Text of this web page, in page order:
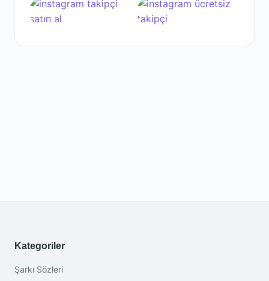
Kategoriler
Şarkı Sözleri